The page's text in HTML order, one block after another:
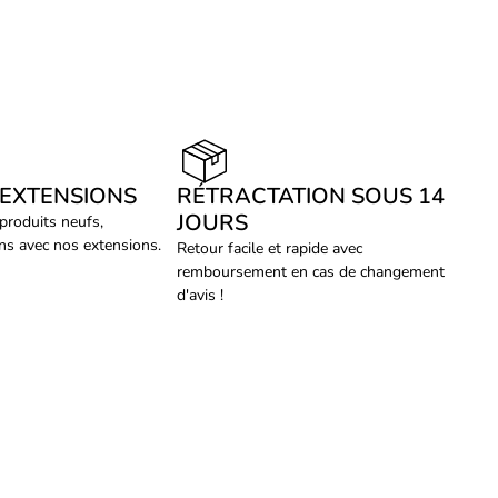
neufs,
avec nos extensions.
RÉTRACTATION SOUS 14
JOURS
Retour facile et rapide avec
remboursement en cas de changement
d'avis !